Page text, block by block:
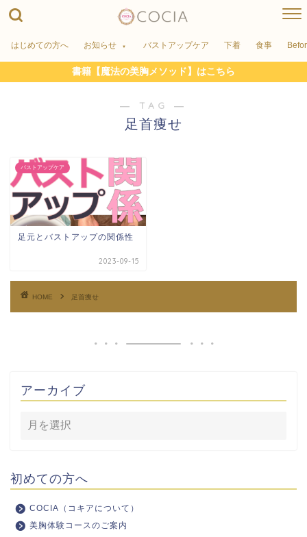
はじめての方へ お知らせ バストアップケア 下着 食事
書籍【魔法の美胸メソッド】はこちら
― TAG ―
足首痩せ
バストアップケア
足元とバストアップの関係性
2023-09-15
HOME 足首痩せ
アーカイブ
初めての方へ
COCIA（コキアについて）
美胸体験コースのご案内